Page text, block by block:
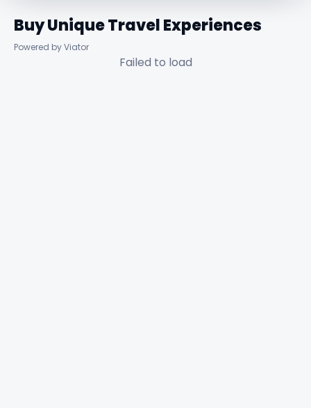
Buy Unique Travel Experiences
Powered by Viator
Failed to load